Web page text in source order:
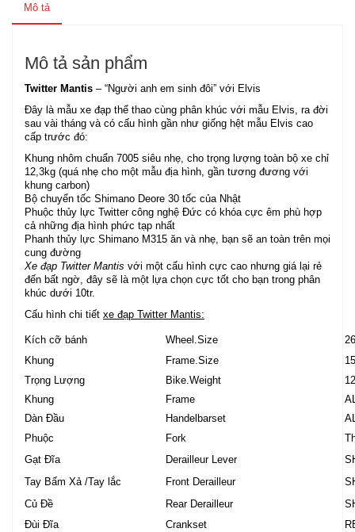
Mô tả
Mô tả sản phẩm
Twitter Mantis – “Người anh em sinh đôi” với Elvis
Đây là mẫu xe đạp thể thao cùng phân khúc với mẫu Elvis, ra đời
sau vài tháng và có cấu hình gần như giống hệt mẫu Elvis cao
cấp trước đó:
Khung nhôm chuẩn 7005 siêu nhẹ, cho trọng lượng toàn bộ xe chỉ
12,3kg (quá nhẹ cho một mẫu địa hình, gần tương đương với
khung carbon)
Bộ chuyển tốc Shimano Deore 30 tốc của Nhật
Phuộc thủy lực Twitter công nghệ Đức có khóa cực êm phù hợp
cả những địa hình phức tạp nhất
Phanh thủy lực Shimano M315 ăn và nhẹ, bạn sẽ an toàn trên mọi
cung đường
Xe đạp Twitter Mantis với một cấu hình cực cao nhưng giá lại rẻ
đến bất ngờ, đây sẽ là một lựa chọn cực tốt cho bạn trong phân
khúc dưới 10tr.
Cấu hình chi tiết xe đạp Twitter Mantis:
Kích cỡ bánh Wheel.Size
Khung
Frame.Size
Trọng Lượng
Bike.Weight
Khung
Frame
Dàn Đầu
Handelbarset
Phuộc
Fork
Gạt Đĩa
Derailleur Lever
Tay Bấm Xả /Tay lắc
Front Derailleur
Củ Đề
Rear Derailleur
Đùi Đĩa
Crankset